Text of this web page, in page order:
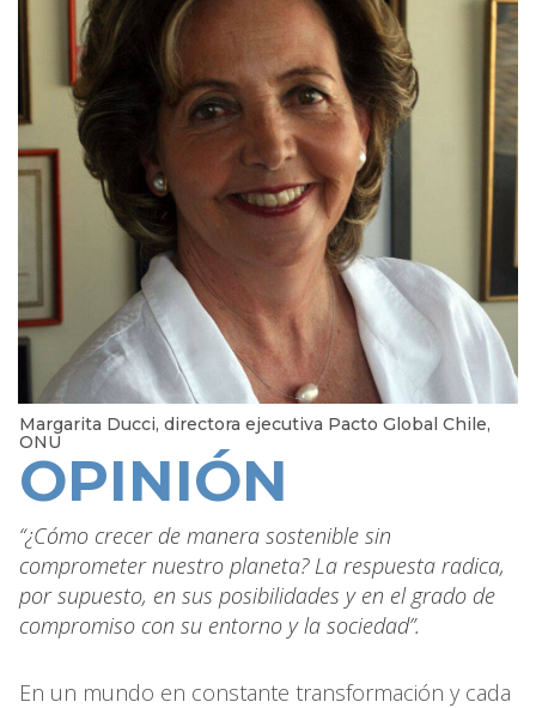
Margarita Ducci, directora ejecutiva Pacto Global Chile,
ONU
OPINIÓN
“¿Cómo crecer de manera sostenible sin
comprometer nuestro planeta? La respuesta radica,
por supuesto, en sus posibilidades y en el grado de
compromiso con su entorno y la sociedad”.
En un mundo en constante transformación y cada